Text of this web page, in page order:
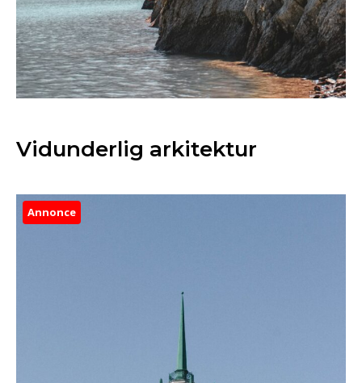
Vidunderlig arkitektur
Annonce